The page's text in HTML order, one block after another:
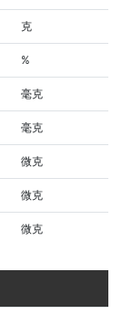
克
%
毫克
毫克
微克
微克
微克